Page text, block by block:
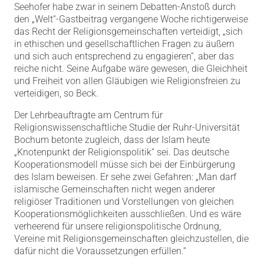
Seehofer habe zwar in seinem Debatten-Anstoß durch
den „Welt“-Gastbeitrag vergangene Woche richtigerweise
das Recht der Religionsgemeinschaften verteidigt, „sich
in ethischen und gesellschaftlichen Fragen zu äußern
und sich auch entsprechend zu engagieren“, aber das
reiche nicht. Seine Aufgabe wäre gewesen, die Gleichheit
und Freiheit von allen Gläubigen wie Religionsfreien zu
verteidigen, so Beck.
Der Lehrbeauftragte am Centrum für
Religionswissenschaftliche Studie der Ruhr-Universität
Bochum betonte zugleich, dass der Islam heute
„Knotenpunkt der Religionspolitik“ sei. Das deutsche
Kooperationsmodell müsse sich bei der Einbürgerung
des Islam beweisen. Er sehe zwei Gefahren: „Man darf
islamische Gemeinschaften nicht wegen anderer
religiöser Traditionen und Vorstellungen von gleichen
Kooperationsmöglichkeiten ausschließen. Und es wäre
verheerend für unsere religionspolitische Ordnung,
Vereine mit Religionsgemeinschaften gleichzustellen, die
dafür nicht die Voraussetzungen erfüllen.“